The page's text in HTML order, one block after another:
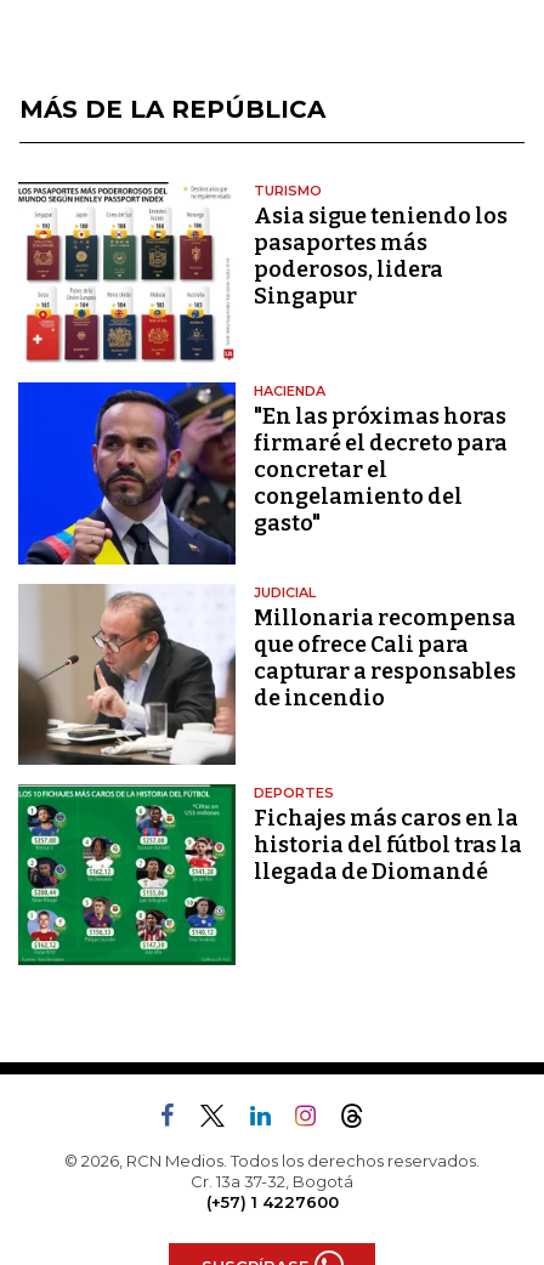
MÁS DE LA REPÚBLICA
TURISMO
Asia sigue teniendo los
pasaportes más
poderosos, lidera
Singapur
HACIENDA
"En las próximas horas
firmaré el decreto para
concretar el
congelamiento del
gasto"
JUDICIAL
Millonaria recompensa
que ofrece Cali para
capturar a responsables
de incendio
DEPORTES
Fichajes más caros en la
historia del fútbol tras la
llegada de Diomandé
© 2026, RCN Medios. Todos los derechos reservados.
Cr. 13a 37-32, Bogotá
(+57) 1 4227600